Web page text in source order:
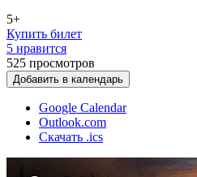
5+
Купить билет
5 нравится
525 просмотров
Добавить в календарь
Google Calendar
Outlook.com
Скачать .ics